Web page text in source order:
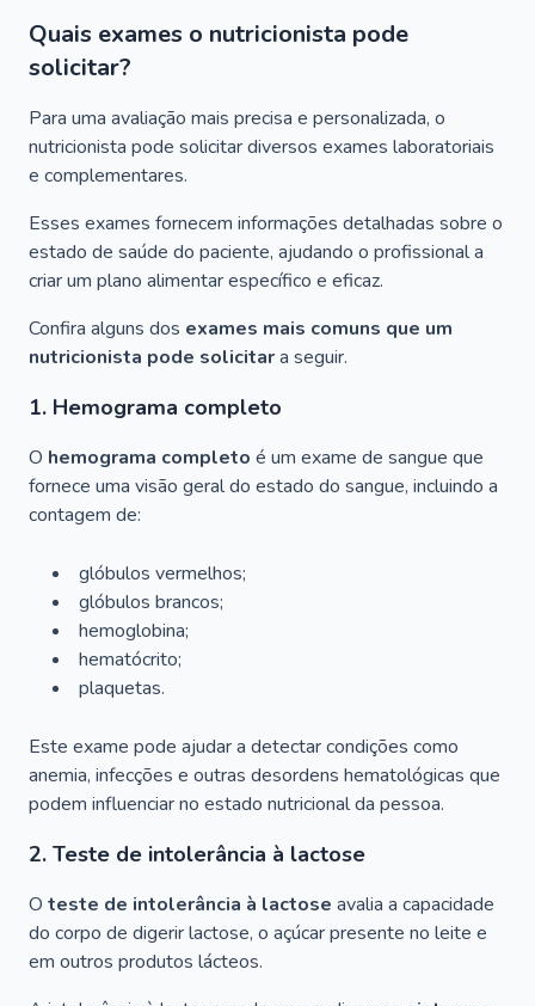
Quais exames o nutricionista pode
solicitar?
Para uma avaliação mais precisa e personalizada, o
nutricionista pode solicitar diversos exames laboratoriais
e complementares.
Esses exames fornecem informações detalhadas sobre o
estado de saúde do paciente, ajudando o profissional a
criar um plano alimentar específico e eficaz.
Confira alguns dos exames mais comuns que um
nutricionista pode solicitara seguir.
1. Hemograma completo
O hemograma completo é um exame de sangue que
fornece uma visão geral do estado do sangue, incluindo a
contagem de:
glóbulos vermelhos;
glóbulos brancos;
hemoglobina;
hematócrito;
plaquetas.
Este exame pode ajudar a detectar condições como
anemia, infecções e outras desordens hematológicas que
podem influenciar no estado nutricional da pessoa.
2. Teste de intolerância à lactose
O teste de intolerância à lactose avalia a capacidade
do corpo de digerir lactose, o açúcar presente no leite e
em outros produtos lácteos.